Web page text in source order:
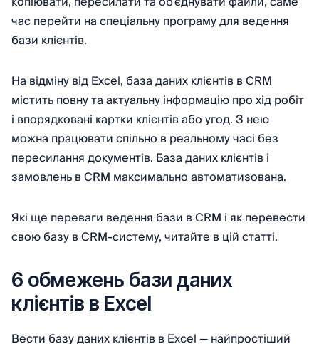
час перейти на спеціальну програму для ведення
бази клієнтів.
На відміну від Excel, база даних клієнтів в CRM
містить повну та актуальну інформацію про хід робіт
і впорядковані картки клієнтів або угод. З нею
можна працювати спільно в реальному часі без
пересилання документів. База даних клієнтів і
замовлень в CRM максимально автоматизована.
Які ще переваги ведення бази в CRM і як перевести
свою базу в CRM-систему, читайте в цій статті.
6 обмежень бази даних
клієнтів в Excel
Вести базу даних клієнтів в Excel — найпростіший